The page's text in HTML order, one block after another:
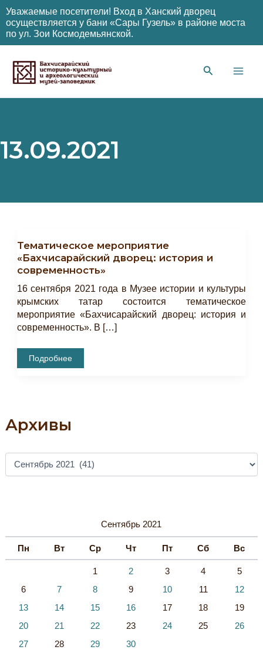
Уважаемые посетители! Вход в Ханский дворец
осуществляется у бани «Сары Гузель» в районе моста
по ул. Зои Космодемьянской.
содержимому
13.09.2021
Архивы
Сентябрь 2021
Пн Вт Ср Чт Пт Сб Вс
1 2 3 4
5
6
7 8 9 10 11
12
13
14 15 16 17 18
19
20
21 22 23 24 25
26
27
28 29 30
Тематическое мероприятие
«Бахчисарайский дворец: история и
современность»
16 сентября 2021 года в Музее истории и культуры
крымских татар состоится тематическое
мероприятие «Бахчисарайский дворец: история и
современность». В […]
Тематическое
Мероприятие
Подробнее